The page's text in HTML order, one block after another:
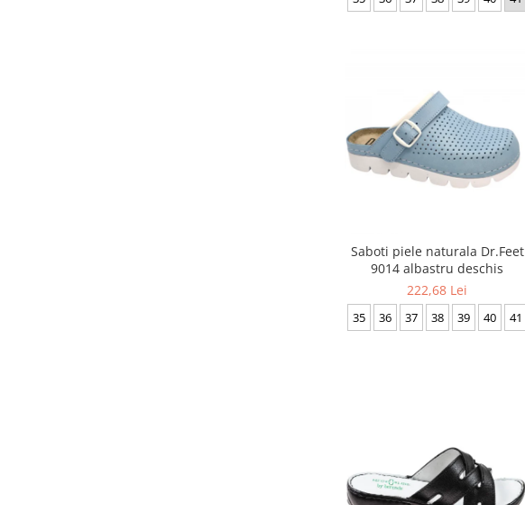
Saboti piele naturala Dr.Feet
9014 albastru deschis
222,68 Lei
35 36 37 38 39 40 41